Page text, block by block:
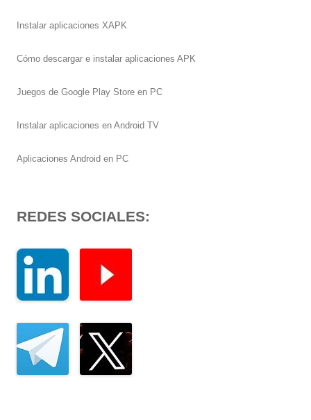
Instalar aplicaciones XAPK
Cómo descargar e instalar aplicaciones APK
Juegos de Google Play Store en PC
Instalar aplicaciones en Android TV
Aplicaciones Android en PC
REDES SOCIALES: